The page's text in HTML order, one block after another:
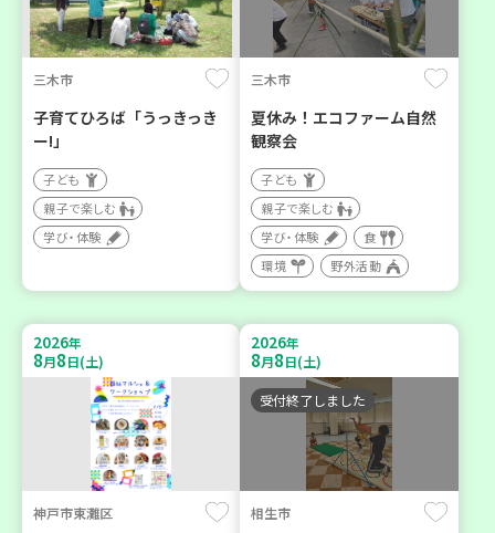
三木市
子育てひろば「うっきっき
ー!」
子ども
親子で楽しむ
学び・体験
三木市
夏休み！エコファーム自然
観察会
子ども
親子で楽しむ
学び・体験
食
環境
野外活動
2026年
8月8日(土)
神戸市東灘区
2026年
8月8日(土)
受付終了しました
相生市